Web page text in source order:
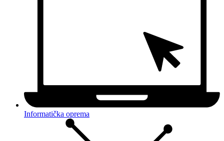
Informatička oprema